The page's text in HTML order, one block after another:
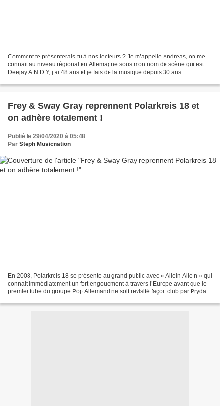
Comment te présenterais-tu à nos lecteurs ? Je m’appelle Andreas, on me
connait au niveau régional en Allemagne sous mon nom de scène qui est
Deejay A.N.D.Y, j’ai 48 ans et je fais de la musique depuis 30 ans
Frey & Sway Gray reprennent Polarkreis 18 et
on adhère totalement !
Publié le 29/04/2020 à 05:48
Par Steph Musicnation
En 2008, Polarkreis 18 se présente au grand public avec « Allein Allein » qui
connait immédiatement un fort engouement à travers l’Europe avant que le
premier tube du groupe Pop Allemand ne soit revisité façon club par Pryda